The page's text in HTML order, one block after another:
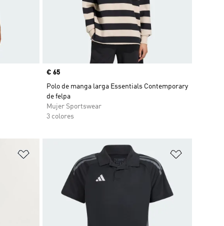
Precio
€ 65
Polo de manga larga Essentials Contemporary
de felpa
Mujer Sportswear
3 colores
Añadir a la lista de deseos